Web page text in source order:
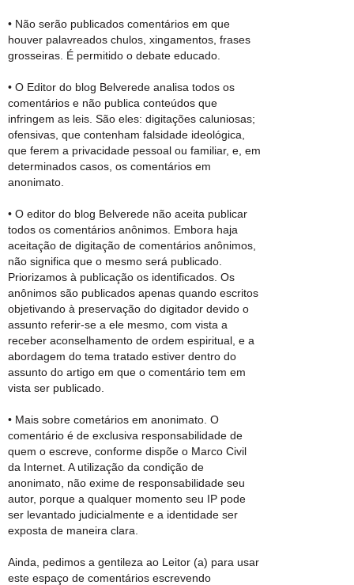
• Não serão publicados comentários em que
houver palavreados chulos, xingamentos, frases
grosseiras. É permitido o debate educado.
• O Editor do blog Belverede analisa todos os
comentários e não publica conteúdos que
infringem as leis. São eles: digitações caluniosas;
ofensivas, que contenham falsidade ideológica,
que ferem a privacidade pessoal ou familiar, e, em
determinados casos, os comentários em
anonimato.
• O editor do blog Belverede não aceita publicar
todos os comentários anônimos. Embora haja
aceitação de digitação de comentários anônimos,
não significa que o mesmo será publicado.
Priorizamos à publicação os identificados. Os
anônimos são publicados apenas quando escritos
objetivando à preservação do digitador devido o
assunto referir-se a ele mesmo, com vista a
receber aconselhamento de ordem espiritual, e a
abordagem do tema tratado estiver dentro do
assunto do artigo em que o comentário tem em
vista ser publicado.
• Mais sobre cometários em anonimato. O
comentário é de exclusiva responsabilidade de
quem o escreve, conforme dispõe o Marco Civil
da Internet. A utilização da condição de
anonimato, não exime de responsabilidade seu
autor, porque a qualquer momento seu IP pode
ser levantado judicialmente e a identidade ser
exposta de maneira clara.
Ainda, pedimos a gentileza ao Leitor (a) para usar
este espaço de comentários escrevendo